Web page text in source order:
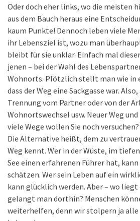
Oder doch eher links, wo die meisten
aus dem Bauch heraus eine
kaum Punkte! Dennoch leben viele
ihr Lebensziel ist, wozu man
bleibt für sie unklar. Einfach mal
jenen – bei der Wahl des
Wohnorts. Plötzlich stellt man wie in
dass der Weg eine Sackgasse war.
Trennung vom Partner oder von der
Wohnortswechsel usw. Neuer Weg und
viele Wege wollen Sie noch versuchen?
Die Alternative heißt, dem zu
Weg kennt. Wer in der Wüste, im
See einen erfahrenen Führer hat,
schätzen. Wer sein Leben auf ein
kann glücklich werden. Aber – wo liegt
gelangt man dorthin? Menschen
weiterhelfen, denn wir stolpern ja